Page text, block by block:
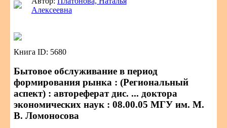
Алексеевна
Книга ID: 5680
Бытовое обслуживание в период
формирования рынка : (Региональный
аспект) : автореферат дис. ... доктора
экономических наук : 08.00.05 МГУ им. М.
В. Ломоносова